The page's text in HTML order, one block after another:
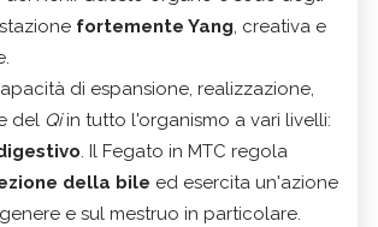
fortemente Yang, creativa e
di espansione, realizzazione,
del Qiin tutto l'organismo a vari livelli:
. Il Fegato in MTC regola
della bile ed esercita un'azione
e sul mestruo in particolare.